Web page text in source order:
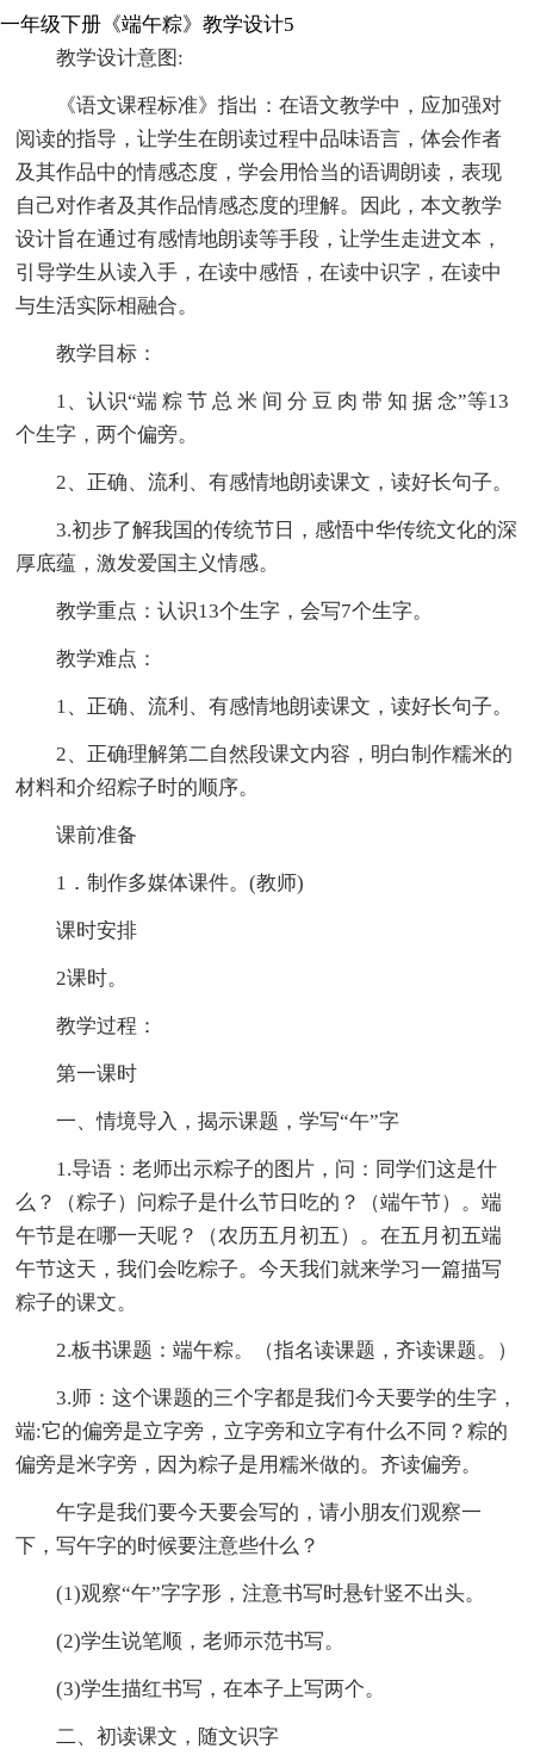
一年级下册《端午粽》教学设计5
教学设计意图:
《语文课程标准》指出：在语文教学中，应加强对
阅读的指导，让学生在朗读过程中品味语言，体会作者
及其作品中的情感态度，学会用恰当的语调朗读，表现
自己对作者及其作品情感态度的理解。因此，本文教学
设计旨在通过有感情地朗读等手段，让学生走进文本，
引导学生从读入手，在读中感悟，在读中识字，在读中
与生活实际相融合。
教学目标：
1、认识“端 粽 节 总 米 间 分 豆 肉 带 知 据 念”等13
个生字，两个偏旁。
2、正确、流利、有感情地朗读课文，读好长句子。
3.初步了解我国的传统节日，感悟中华传统文化的深
厚底蕴，激发爱国主义情感。
教学重点：认识13个生字，会写7个生字。
教学难点：
1、正确、流利、有感情地朗读课文，读好长句子。
2、正确理解第二自然段课文内容，明白制作糯米的
材料和介绍粽子时的顺序。
课前准备
1．制作多媒体课件。(教师)
课时安排
2课时。
教学过程：
第一课时
一、情境导入，揭示课题，学写“午”字
1.导语：老师出示粽子的图片，问：同学们这是什
么？（粽子）问粽子是什么节日吃的？（端午节）。端
午节是在哪一天呢？（农历五月初五）。在五月初五端
午节这天，我们会吃粽子。今天我们就来学习一篇描写
粽子的课文。
2.板书课题：端午粽。（指名读课题，齐读课题。）
3.师：这个课题的三个字都是我们今天要学的生字，
端:它的偏旁是立字旁，立字旁和立字有什么不同？粽的
偏旁是米字旁，因为粽子是用糯米做的。齐读偏旁。
午字是我们要今天要会写的，请小朋友们观察一
下，写午字的时候要注意些什么？
(1)观察“午”字字形，注意书写时悬针竖不出头。
(2)学生说笔顺，老师示范书写。
(3)学生描红书写，在本子上写两个。
二、初读课文，随文识字